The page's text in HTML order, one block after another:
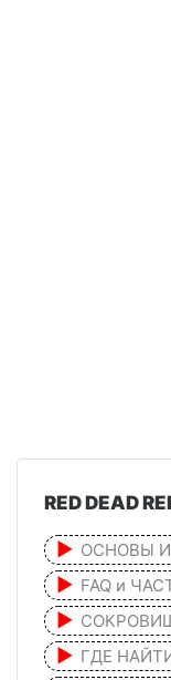
RED DEAD
ОСНОВЫ
FAQ и
ГДЕ